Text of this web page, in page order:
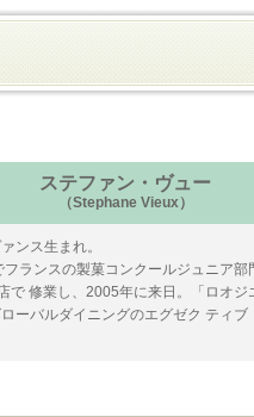
ステファン・ヴュー
（Stephane Vieux）
ンス生まれ。
ランスの製菓コンクールジュニア
で 修業し、2005年に来日。「ロオ
ーバルダイニングのエグゼク ティ